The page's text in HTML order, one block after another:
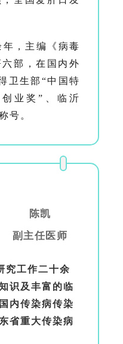
，主编《病毒
部，在国内外
卫生部“中国特
业奖”、临沂
号。
陈凯
副主任医师
工作二十余
识及丰富的临
内传染病传染
省重大传染病